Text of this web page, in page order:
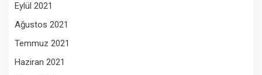
Eylül 2021
Ağustos 2021
Temmuz 2021
Haziran 2021